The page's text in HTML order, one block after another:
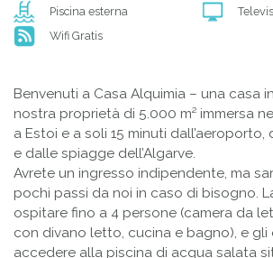
Piscina esterna
Wifi Gratis
Benvenuti a Casa Alquimia – una casa
nostra proprietà di 5.000 m² immersa
a Estoi e a soli 15 minuti
e dalle spiagge dell’Algarve.
Avrete un ingresso indipendente, ma
pochi passi da noi in caso di bisogno.
ospitare fino a 4 persone (camera da
con divano letto, cucina e bagno), e
accedere alla piscina di acqua salata